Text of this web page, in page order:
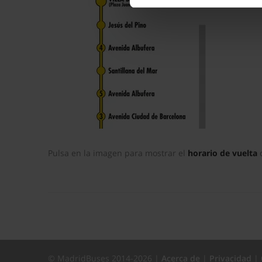
La publicidad digital
para mantener activa esta
navegación aceptando la
mostrarte publicidad y
funcionamiento del sitio
Pulsa en la imagen para mostrar el horario de vuelta
© MadridBuses 2014-2026 | Acerca de Privacidad